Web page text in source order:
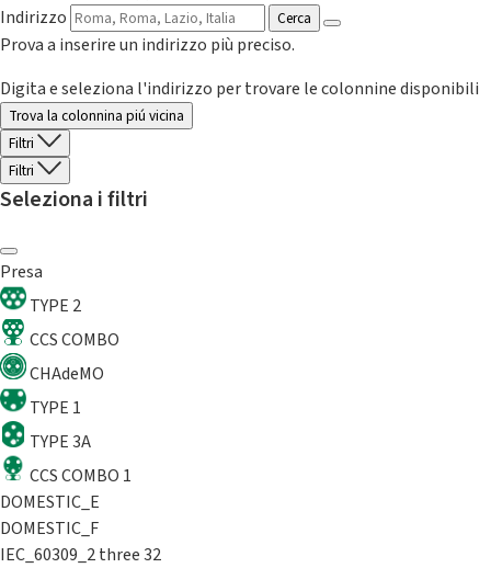
Indirizzo
Cerca
Prova a inserire un indirizzo più preciso.
Digita e seleziona l'indirizzo per trovare le colonnine disponibili
Trova la colonnina piú vicina
Filtri
Filtri
Seleziona i filtri
Presa
TYPE 2
CCS COMBO
CHAdeMO
TYPE 1
TYPE 3A
CCS COMBO 1
DOMESTIC_E
DOMESTIC_F
IEC_60309_2 three 32